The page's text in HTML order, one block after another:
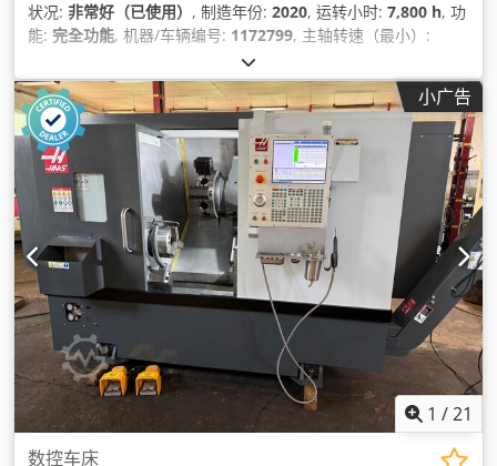
状况: 非常好（已使用） , 制造年份: 2020, 运转小时: 7,800 h, 功
能: 完全功能, 机器/车辆编号: 1172799, 主轴转速（最小）:
切屑输送机, 转速可无级变速
小广告
1 /21
数控车床